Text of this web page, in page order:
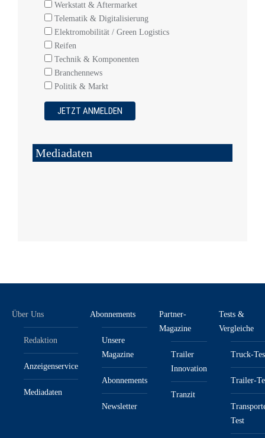
Werkstatt & Aftermarket
Telematik & Digitalisierung
Elektromobilität / Green Logistics
Reifen
Technik & Komponenten
Branchennews
Politik & Markt
Mediadaten
Über Uns
Redaktion
Anzeigenservice
Mediadaten
Abonnements
Unsere
Magazine
Abonnements
Newsletter
Partner-
Magazine
Trailer
Innovation
Tranzit
Tests &
Vergleiche
Truck-
Trailer-
Test